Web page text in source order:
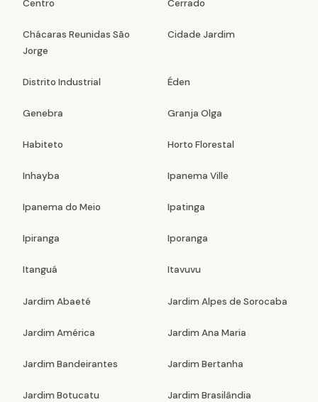
Centro Cerrado
Chácaras Reunidas São
Jorge
Cidade Jardim
Distrito Industrial Éden
Genebra Granja Olga
Habiteto Horto Florestal
Inhayba Ipanema Ville
Ipanema do Meio Ipatinga
Ipiranga Iporanga
Itanguá Itavuvu
Jardim Abaeté Jardim Alpes de Sorocaba
Jardim América Jardim Ana Maria
Jardim Bandeirantes Jardim Bertanha
Jardim Botucatu Jardim Brasilândia